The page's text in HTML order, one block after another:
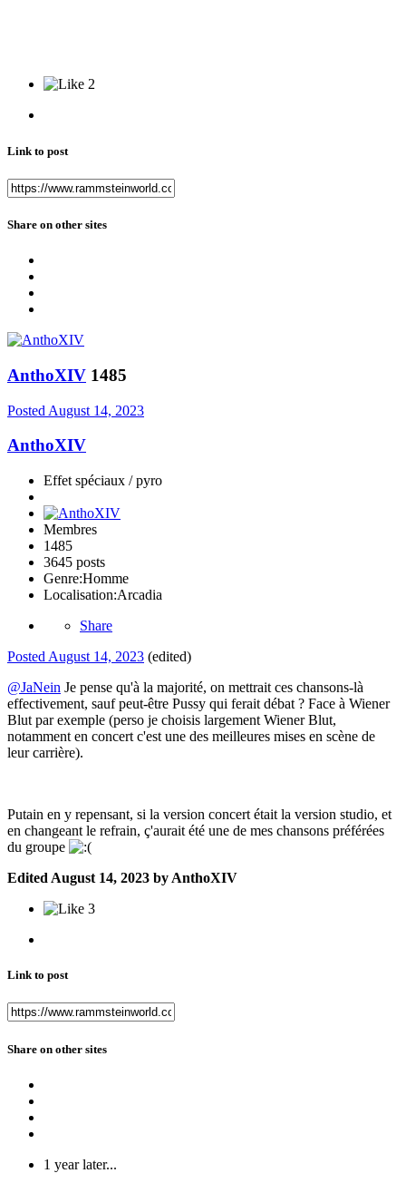
2
Link to post
Share on other sites
AnthoXIV 1485
Posted August 14, 2023
AnthoXIV
Effet spéciaux / pyro
Membres
1485
3645 posts
Genre:Homme
Localisation:Arcadia
Share
Posted August 14, 2023 (edited)
@JaNein Je pense qu'à la majorité, on mettrait ces chansons-là
effectivement, sauf peut-être Pussy qui ferait débat ? Face à Wiener
Blut par exemple (perso je choisis largement Wiener Blut,
notamment en concert c'est une des meilleures mises en scène de
leur carrière).
Putain en y repensant, si la version concert était la version studio, et
en changeant le refrain, ç'aurait été une de mes chansons préférées
du groupe
Edited August 14, 2023 by AnthoXIV
3
Link to post
Share on other sites
1 year later...